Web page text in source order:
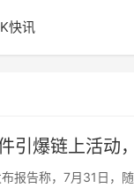
快讯
引爆链上活动
报告称，7月31日，